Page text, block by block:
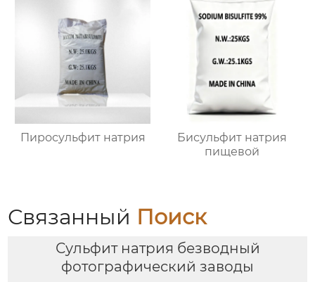
Пиросульфит натрия
Бисульфит натрия
пищевой
Связанный Поиск
Сульфит натрия безводный
фотографический заводы